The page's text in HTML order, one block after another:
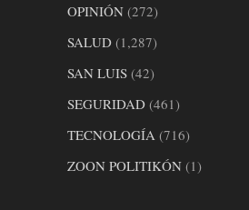
OPINIÓN (272)
SALUD (1,287)
SAN LUIS (42)
SEGURIDAD (461)
TECNOLOGÍA (716)
ZOON POLITIKÓN (1)